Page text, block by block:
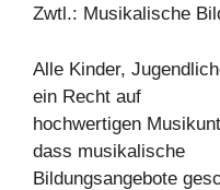
Zwtl.: Musikalische
Alle Kinder,
ein Recht auf
hochwertigen
dass musikalische
Bildungsangebote